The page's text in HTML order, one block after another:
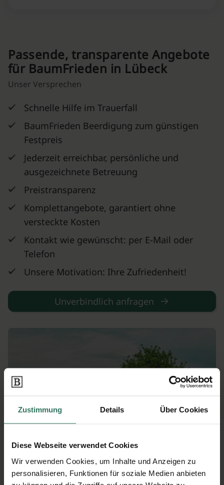
Zustimmung Details Über Cookies
Diese Webseite verwendet Cookies
Wir verwenden Cookies, um Inhalte und Anzeigen zu
personalisieren, Funktionen für soziale Medien anbieten
Passende, transparente Angebote
für BaumFrieden in Lübeck
Unser Versprechen
Schnelle Hilfe im Trauerfall
BaumFrieden Beerdigung zum günstigen
Festpreis
Jederzeit erreichbar, persönliche und
ausgezeichnete Betreuung
Preistransparenz
Komplettangebote, garantiert ohne
versteckte Kosten
Kontakt wie gewünscht: per E-Mail oder
Telefon
Unsere Motivation: Ihre Zufriedenheit!
Unverbindlich anfragen